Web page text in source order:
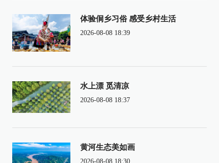
体验侗乡习俗 感受乡村生活
2026-08-08 18:39
水上漂 觅清凉
2026-08-08 18:37
黄河生态美如画
2026-08-08 18:30